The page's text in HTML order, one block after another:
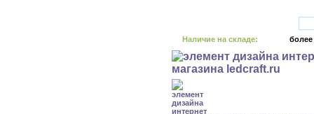
Наличие на складе: более